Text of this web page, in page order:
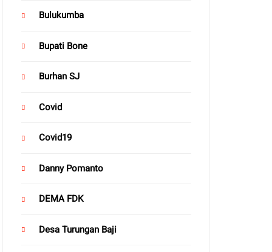
Bulukumba
Bupati Bone
Burhan SJ
Covid
Covid19
Danny Pomanto
DEMA FDK
Desa Turungan Baji